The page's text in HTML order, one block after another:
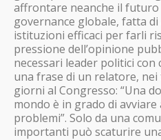
affrontare neanche il futuro
governance globale, fatta
istituzioni efficaci per farli
pressione dell’opinione
necessari leader politici con
una frase di un relatore,
giorni al Congresso: “Una
mondo è in grado di
problemi”. Solo da una
importanti può scaturire